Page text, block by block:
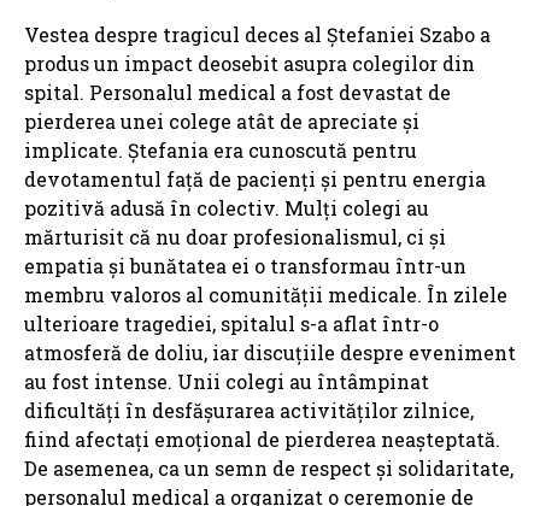
Vestea despre tragicul deces al Ștefaniei Szabo a
produs un impact deosebit asupra colegilor din
spital. Personalul medical a fost devastat de
pierderea unei colege atât de apreciate și
implicate. Ștefania era cunoscută pentru
devotamentul față de pacienți și pentru energia
pozitivă adusă în colectiv. Mulți colegi au
mărturisit că nu doar profesionalismul, ci și
empatia și bunătatea ei o transformau într-un
membru valoros al comunității medicale. În zilele
ulterioare tragediei, spitalul s-a aflat într-o
atmosferă de doliu, iar discuțiile despre eveniment
au fost intense. Unii colegi au întâmpinat
dificultăți în desfășurarea activităților zilnice,
fiind afectați emoțional de pierderea neașteptată.
De asemenea, ca un semn de respect și solidaritate,
personalul medical a organizat o ceremonie de